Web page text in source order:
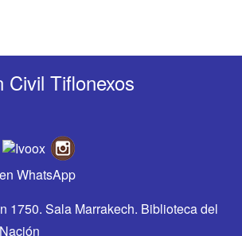
Civil Tiflonexos
1750. Sala Marrakech. Biblioteca del